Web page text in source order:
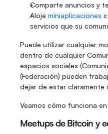
Comparte anuncios y
Aloje miniaplicaciones
servicios que su
Puede utilizar cualquier
dentro de cualquier
espacios sociales
(Federación) pueden
dejar de estar claramente
Veamos cómo funciona
Meetups de Bitcoin y